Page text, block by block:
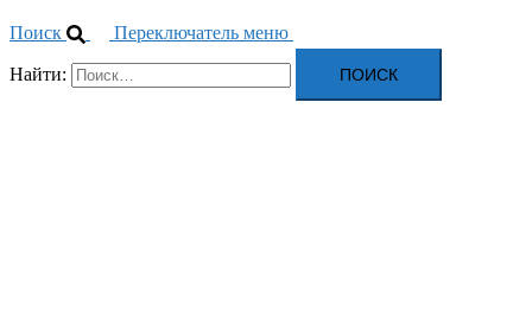
Поиск Переключатель меню
Найти: